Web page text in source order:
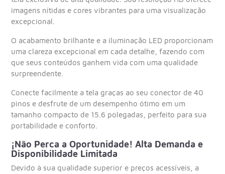
imagens nítidas e cores vibrantes para uma visualização
excepcional.
O acabamento brilhante e a iluminação LED proporcionam
uma clareza excepcional em cada detalhe, fazendo com
que seus conteúdos ganhem vida com uma qualidade
surpreendente.
Conecte facilmente a tela graças ao seu conector de 40
pinos e desfrute de um desempenho ótimo em um
tamanho compacto de 15.6 polegadas, perfeito para sua
portabilidade e conforto.
¡Não Perca a Oportunidade! Alta Demanda e
Disponibilidade Limitada
Devido à sua qualidade superior e preços acessíveis, a